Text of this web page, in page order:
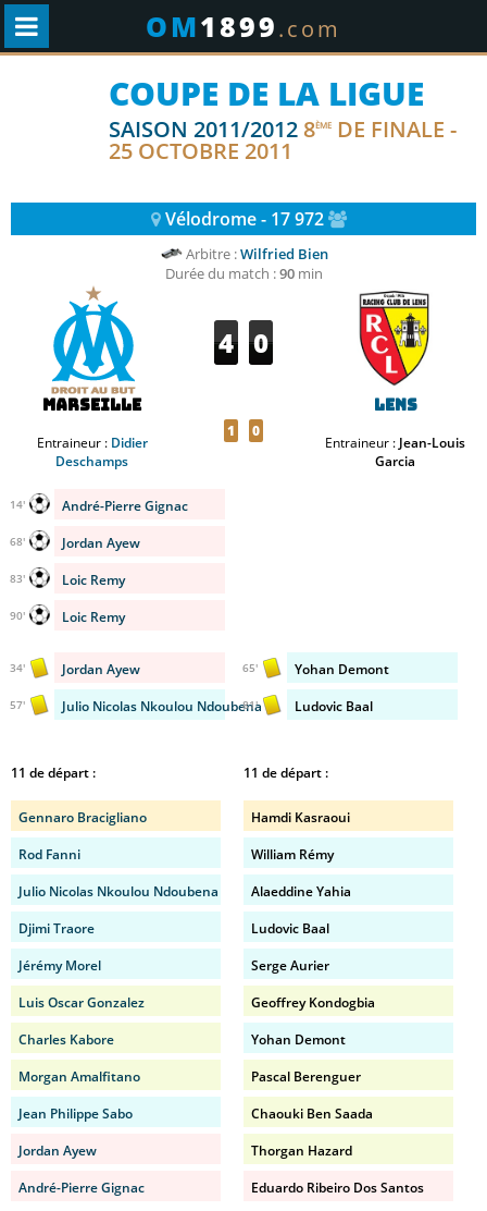
OM1899.com
COUPE DE LA LIGUE
SAISON 2011/2012 8ÈME DE FINALE -
25 OCTOBRE 2011
Vélodrome - 17 972
Arbitre :Wilfried Bien
Durée du match :90min
Marseille
Entraineur : Didier
Deschamps
4 0
1 0
Lens
Entraineur : Jean-Louis
Garcia
André-Pierre Gignac
14'
Jordan Ayew
68'
Loic Remy
83'
Loic Remy
90'
Jordan Ayew
34'
Julio Nicolas Nkoulou Ndoubena
57'
Yohan Demont
65'
Ludovic Baal
81'
11 de départ :
Gennaro Bracigliano
Rod Fanni
Julio Nicolas Nkoulou Ndoubena
Djimi Traore
Jérémy Morel
Luis Oscar Gonzalez
Charles Kabore
Morgan Amalfitano
Jean Philippe Sabo
Jordan Ayew
André-Pierre Gignac
11 de départ :
Hamdi Kasraoui
William Rémy
Alaeddine Yahia
Ludovic Baal
Serge Aurier
Geoffrey Kondogbia
Yohan Demont
Pascal Berenguer
Chaouki Ben Saada
Thorgan Hazard
Eduardo Ribeiro Dos Santos